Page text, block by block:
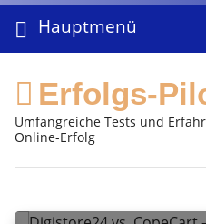
Hauptmenü
Erfolgs-
Umfangreiche Tests und
Online-Erfolg